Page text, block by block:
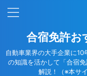
合宿免許お
自動車業界の大手企業に10
の知識を活かして「合宿
解説！（※本サ